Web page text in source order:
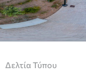
Δελτία Τύπου